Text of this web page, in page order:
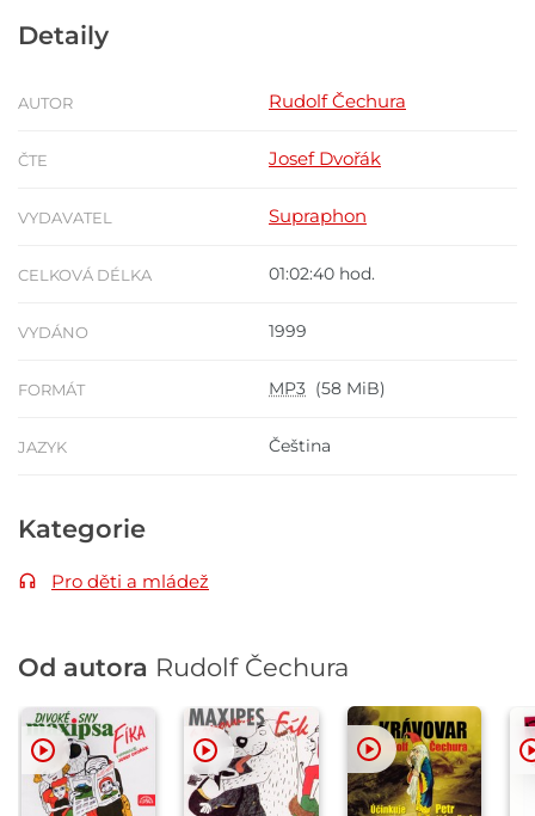
Detaily
AUTOR Rudolf Čechura
ČTE Josef Dvořák
VYDAVATEL Supraphon
CELKOVÁ DÉLKA 01:02:40 hod.
VYDÁNO 1999
FORMÁT MP3 (58 MiB)
JAZYK Čeština
Kategorie
Pro děti a mládež
Od autora Rudolf Čechura